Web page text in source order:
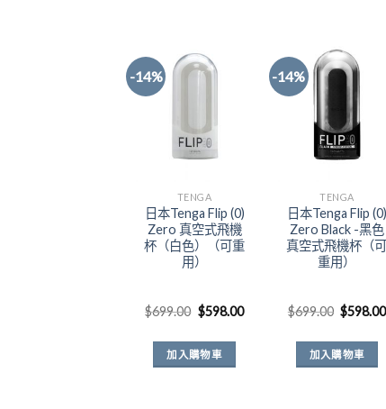
有
款
式。
在
產
品
頁
擇
項
-14%
Wishlist
TENGA
日本Tenga Flip (0)
Zero 真空式飛機
杯（白色）（可重
用）
$699.00 原
始
格：
$699.00。
$598.00目
加入購物車
-14%
Add to
Wishlist
TENGA
日本Tenga Flip (0)
Zero Black -黑色
真空式飛機杯（可
重用）
$699.00 原
始
格：
$699.00
$598.00
加入購物車